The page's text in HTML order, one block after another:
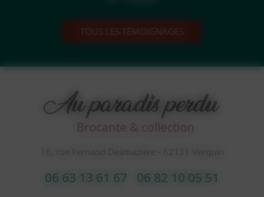
06 63 13 61 67 06 82 10 05 51